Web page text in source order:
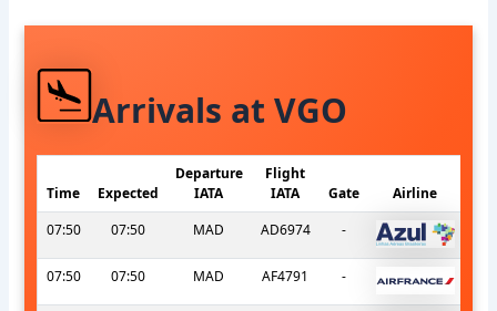
Arrivals at VGO
Time Expected
Departure
IATA
Flight
IATA
Gate
Airline
07:50
07:50 MAD AD6974 -
07:50 07:50 MAD AF4791 -